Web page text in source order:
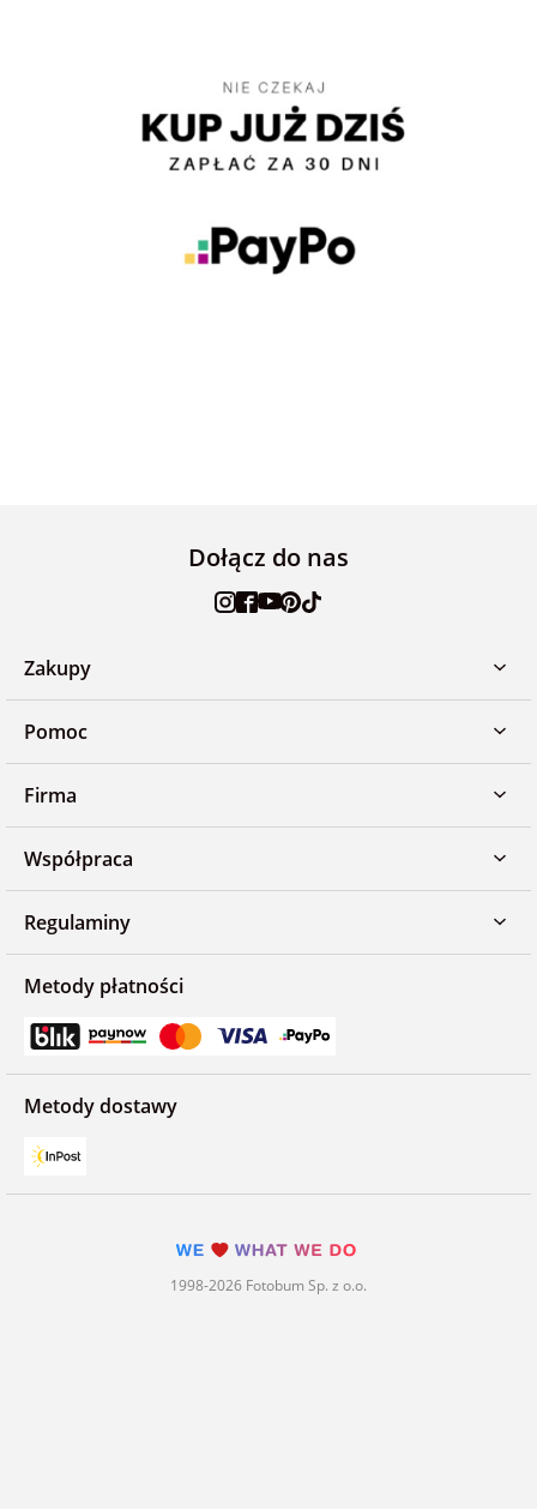
Dołącz do nas
Zakupy
Pomoc
Firma
Współpraca
Regulaminy
Metody płatności
Metody dostawy
1998-2026 Fotobum Sp. z o.o.